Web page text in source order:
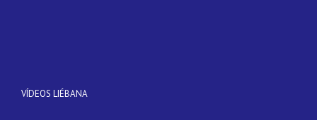
VÍDEOS LIÉBANA